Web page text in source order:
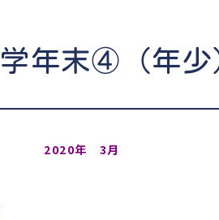
年末④（年少
2020年 3月